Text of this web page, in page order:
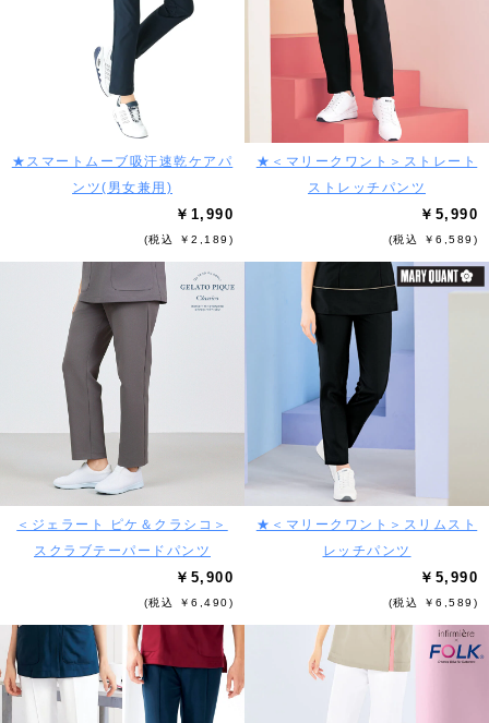
★スマートムーブ吸汗速乾ケアパ
ンツ(男女兼用)
￥1,990
(税込 ￥2,189)
★＜マリークワント＞ストレート
ストレッチパンツ
￥5,990
(税込 ￥6,589)
＜ジェラート ピケ＆クラシコ＞
スクラブテーパードパンツ
￥5,900
(税込 ￥6,490)
★＜マリークワント＞スリムスト
レッチパンツ
￥5,990
(税込 ￥6,589)